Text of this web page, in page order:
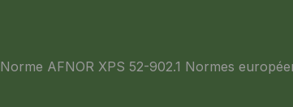
Norme AFNOR XPS 52-902.1 Normes